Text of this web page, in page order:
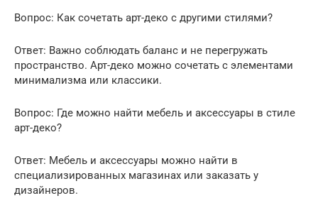
Вопрос: Как сочетать арт-деко с другими стилями?
Ответ: Важно соблюдать баланс и не перегружать
пространство. Арт-деко можно сочетать с элементами
минимализма или классики.
Вопрос: Где можно найти мебель и аксессуары в стиле
арт-деко?
Ответ: Мебель и аксессуары можно найти в
специализированных магазинах или заказать у
дизайнеров.